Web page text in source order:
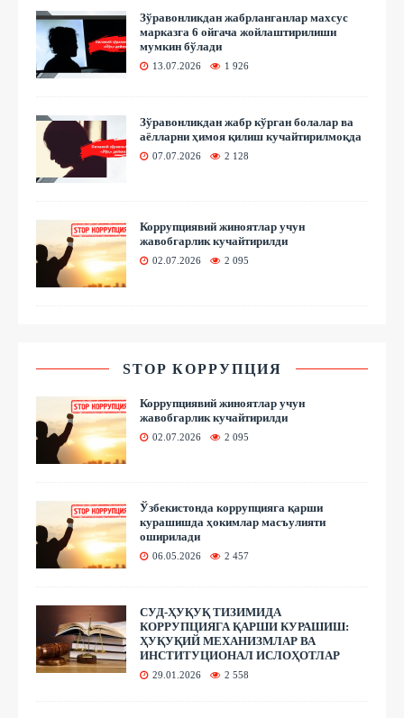
Зўравонликдан жабрланганлар махсус
марказга 6 ойгача жойлаштирилиши
мумкин бўлади
13.07.2026 1 926
Зўравонликдан жабр кўрган болалар ва
аёлларни ҳимоя қилиш кучайтирилмоқда
07.07.2026 2 128
Коррупциявий жиноятлар учун
жавобгарлик кучайтирилди
02.07.2026 2 095
STOP КОРРУПЦИЯ
Коррупциявий жиноятлар учун
жавобгарлик кучайтирилди
02.07.2026 2 095
Ўзбекистонда коррупцияга қарши
курашишда ҳокимлар масъулияти
оширилади
06.05.2026 2 457
СУД-ҲУҚУҚ ТИЗИМИДА
КОРРУПЦИЯГА ҚАРШИ КУРАШИШ:
ҲУҚУҚИЙ МЕХАНИЗМЛАР ВА
ИНСТИТУЦИОНАЛ ИСЛОҲОТЛАР
29.01.2026 2 558